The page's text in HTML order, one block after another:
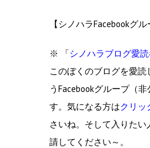
【シノハラFacebookグル
※ 「シノハラブログ愛
このぼくのブログを愛
うFacebookグループ（
す。気になる方はクリッ
さいね。そして入りたい
請してください～。